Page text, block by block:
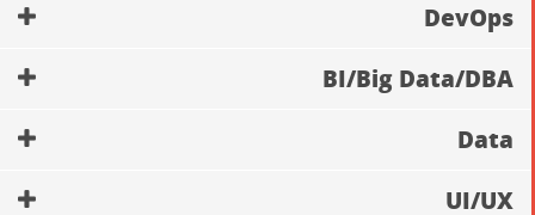
DevOps
BI/Big Data/DBA
Data
UI/UX